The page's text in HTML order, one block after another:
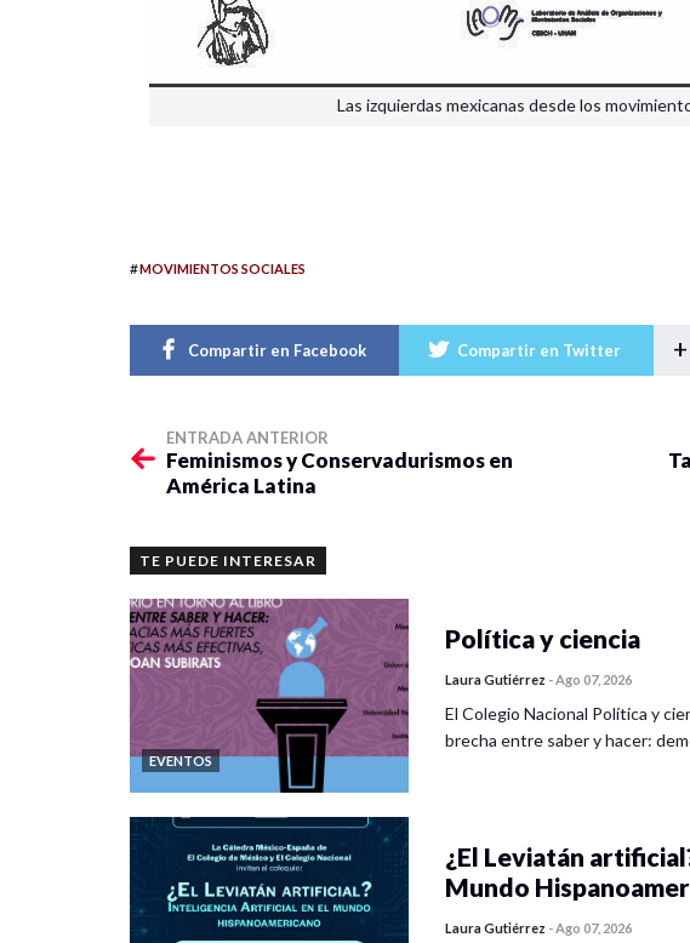
Las izquierdas mexicanas desde los
#MOVIMIENTOS SOCIALES
Compartir en Facebook Compartir en Twitter +
ENTRADA ANTERIOR
Feminismos y Conservadurismos en
América Latina
TE PUEDE INTERESAR
EVENTOS
Política y ciencia
Laura Gutiérrez -Ago 07, 2026
El Colegio Nacional Política y
brecha entre saber y hacer:
¿El Leviatán
Mundo
Laura Gutiérrez -Ago 07, 2026